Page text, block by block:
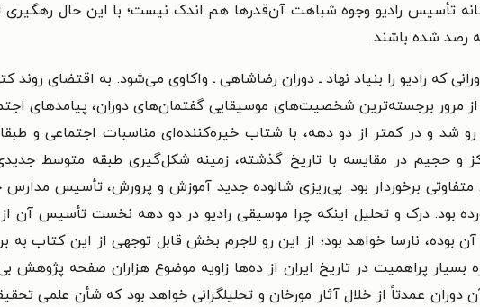
تأسیس رادیو وجوه شباهت آن‌قدرها هم اندک نیست؛ با این حال رهگیری
رصد شده باشند.
که رادیو را بنیاد نهاد ـ دوران رضاشاهی ـ واکاوی می‌شود. به اقتضای روند
از مرور برجسته‌ترین شخصیت‌های موسیقایی گفتمان‌های دوران، پیامدهای
رو شد و در کمتر از دو دهه، با شتاب خیره‌کننده‌ای مناسبات اجتماعی و
و حجیم در مقایسه با تاریخ گذشته، زمینه شکل‌گیری طبقه متوسط
برخوردار بود. پی‌ریزی شالوده جدید آموزش و پرورش، تأسیس
بود. درک و تحلیل اینکه چرا موسیقی رادیو در دو دهه نخست تأسیس
بوده، نارسا خواهد بود؛ از این رو لاجرم بخش قابل توجهی از این کتاب
بسیار پراهمیت در تاریخ ایران از ده‌ها زاویه موضوع هزاران صفحه پژوهش
دوران عمدتاً از خلال آثار مورخان و تحلیلگرانی خواهد بود که شأن علمی